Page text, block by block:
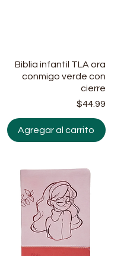
Vista rápida
Biblia infantil TLA ora
conmigo verde con
cierre
$44.99
Agregar al carrito